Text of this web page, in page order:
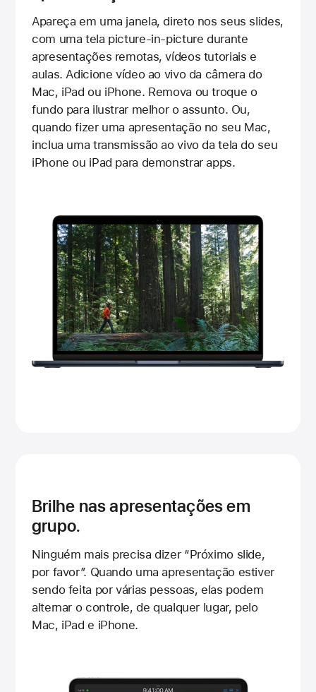
Apareça em uma janela, direto nos seus slides,
com uma tela picture-in-picture durante
apresentações remotas, vídeos tutoriais e
aulas. Adicione vídeo ao vivo da câmera do
Mac, iPad ou iPhone. Remova ou troque o
fundo para ilustrar melhor o assunto. Ou,
quando fizer uma apresentação no seu Mac,
inclua uma transmissão ao vivo da tela do seu
iPhone ou iPad para demonstrar apps.
Brilhe nas apresentações em
grupo.
Ninguém mais precisa dizer “Próximo slide,
por favor”. Quando uma apresentação estiver
sendo feita por várias pessoas, elas podem
alternar o controle, de qualquer lugar, pelo
Mac, iPad e iPhone.